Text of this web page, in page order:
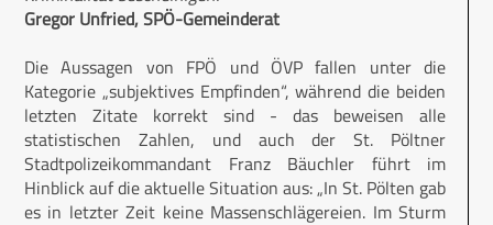
Gregor Unfried, SPÖ-Gemeinderat
Die Aussagen von FPÖ und ÖVP fallen unter die
Kategorie „subjektives Empfinden“, während die beiden
letzten Zitate korrekt sind - das beweisen alle
statistischen Zahlen, und auch der St. Pöltner
Stadtpolizeikommandant Franz Bäuchler führt im
Hinblick auf die aktuelle Situation aus: „In St. Pölten gab
es in letzter Zeit keine Massenschlägereien. Im Sturm